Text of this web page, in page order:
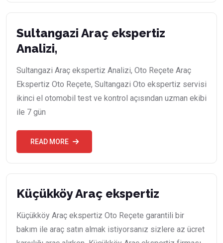
Sultangazi Araç ekspertiz
Analizi,
Sultangazi Araç ekspertiz Analizi, Oto Reçete Araç
Ekspertiz Oto Reçete, Sultangazi Oto ekspertiz servisi
ikinci el otomobil test ve kontrol açısından uzman ekibi
ile 7 gün
READ MORE
Küçükköy Araç ekspertiz
Küçükköy Araç ekspertiz Oto Reçete garantili bir
bakım ile araç satın almak istiyorsanız sizlere az ücret